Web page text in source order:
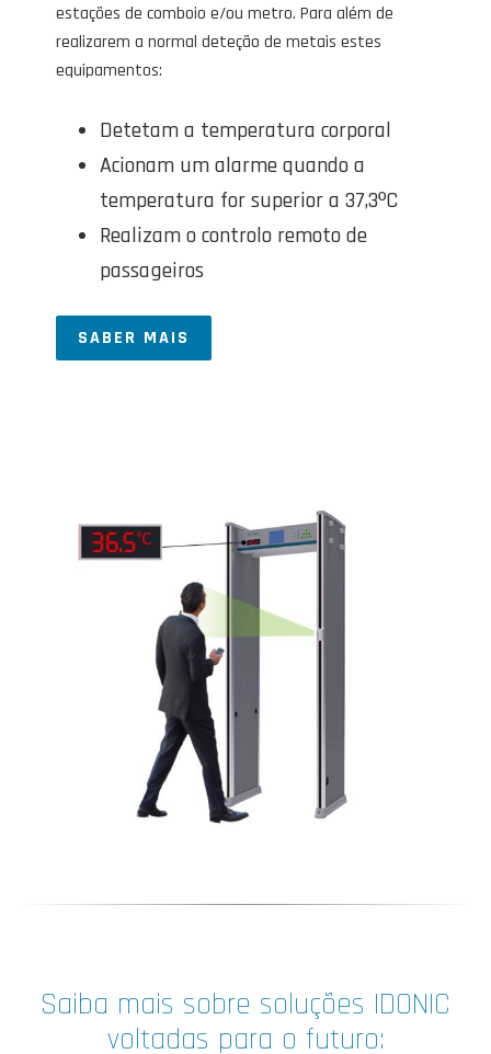
estações de comboio e/ou metro. Para além de
realizarem a normal deteção de metais estes
equipamentos:
Detetam a temperatura corporal
Acionam um alarme quando a
temperatura for superior a 37,3ºC
Realizam o controlo remoto de
passageiros
SABER MAIS
Saiba mais sobre soluções IDONIC
voltadas para o futuro: